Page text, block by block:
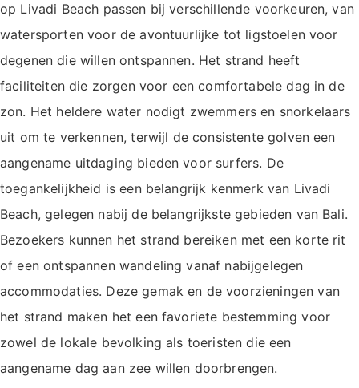
op Livadi Beach passen bij verschillende voorkeuren, van
watersporten voor de avontuurlijke tot ligstoelen voor
degenen die willen ontspannen. Het strand heeft
faciliteiten die zorgen voor een comfortabele dag in de
zon. Het heldere water nodigt zwemmers en snorkelaars
uit om te verkennen, terwijl de consistente golven een
aangename uitdaging bieden voor surfers. De
toegankelijkheid is een belangrijk kenmerk van Livadi
Beach, gelegen nabij de belangrijkste gebieden van Bali.
Bezoekers kunnen het strand bereiken met een korte rit
of een ontspannen wandeling vanaf nabijgelegen
accommodaties. Deze gemak en de voorzieningen van
het strand maken het een favoriete bestemming voor
zowel de lokale bevolking als toeristen die een
aangename dag aan zee willen doorbrengen.